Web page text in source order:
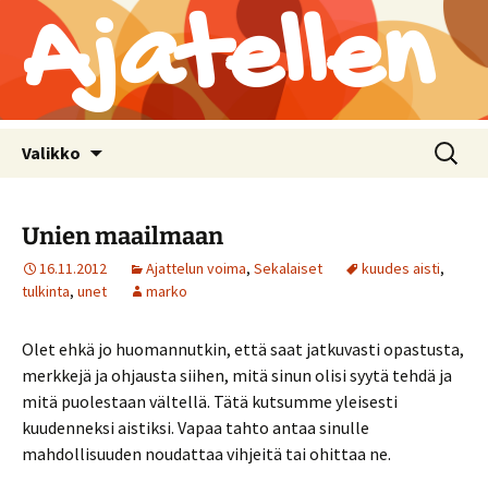
Ajatellen
Valikko Haku:
Unien maailmaan
16.11.2012 Ajattelun voima, Sekalaiset kuudes aisti,
tulkinta, unet marko
Olet ehkä jo huomannutkin, että saat jatkuvasti opastusta,
merkkejä ja ohjausta siihen, mitä sinun olisi syytä tehdä ja
mitä puolestaan vältellä. Tätä kutsumme yleisesti
kuudenneksi aistiksi. Vapaa tahto antaa sinulle
mahdollisuuden noudattaa vihjeitä tai ohittaa ne.